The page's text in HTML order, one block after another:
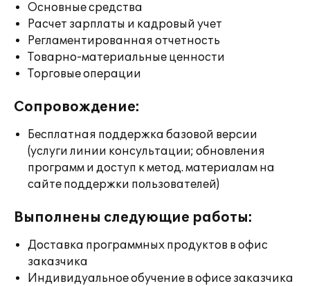
Основные средства
Расчет зарплаты и кадровый учет
Регламентированная отчетность
Товарно-материальные ценности
Торговые операции
Сопровождение:
Бесплатная поддержка базовой версии
(услуги линии консультации; обновления
программ и доступ к метод. материалам на
сайте поддержки пользователей)
Выполнены следующие работы:
Доставка программных продуктов в офис
заказчика
Индивидуальное обучение в офисе заказчика